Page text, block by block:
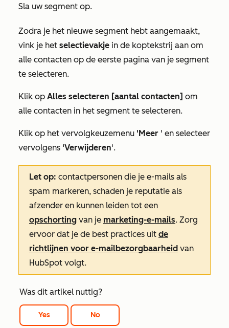
Sla uw segment op.
Zodra je het nieuwe segment hebt aangemaakt,
vink je het selectievakje in de koptekstrij aan om
alle contacten op de eerste pagina van je segment
te selecteren.
Klik op Alles selecteren [aantal contacten] om
alle contacten in het segment te selecteren.
Klik op het vervolgkeuzemenu 'Meer ' en selecteer
vervolgens 'Verwijderen'.
Let op: contactpersonen die je e-mails als
spam markeren, schaden je reputatie als
afzender en kunnen leiden tot een
opschorting van je marketing-e-mails. Zorg
ervoor dat je de best practices uit de
richtlijnen voor e-mailbezorgbaarheid van
HubSpot volgt.
Was dit artikel nuttig?
Yes No